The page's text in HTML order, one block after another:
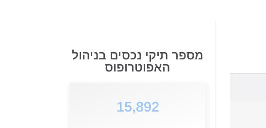
מספר תיקי נכסים בניהול
האפוטרופוס
15,892